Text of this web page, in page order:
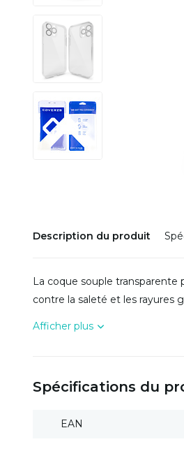
Description du produit
La coque souple transparente
contre la saleté et les rayures
Afficher plus
Spécifications du
EAN